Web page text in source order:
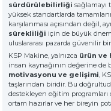
Endüstriyel temizlikte güven,
teknoloji ve sürdürülebilirlik.
ÜRÜN GRUPLARIMIZ
» Standart
» Özel Tasarım
SINCE
The quality is our
Sine qua non
principle
sürdürülebilirliği sağlamayı
yüksek standartlarda
karşılanması açısından değil,
sürekliliği için de büyük
uluslararası pazarda güvenilir
KSP Makine, yalnızca ürün ve
insan kaynağının değerine de
motivasyonu ve gelişimi,
taşlarından biridir. Bu
destekleyen eğitim
ortam hazırlar ve her bireyin